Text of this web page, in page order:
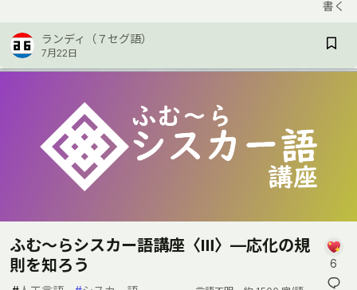
書く
ランディ（７セグ語）
7月22日
ふむ〜らシスカー語講座〈Ⅲ〉―応化の規
則を知ろう
6